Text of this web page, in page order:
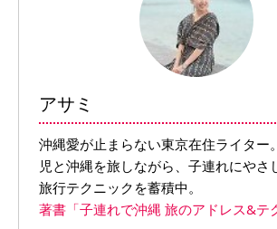
アサミ
沖縄愛が止まらない東京在住ライター
児と沖縄を旅しながら、子連れにやさ
旅行テクニックを蓄積中。
著書「子連れで沖縄 旅のアドレス&テ